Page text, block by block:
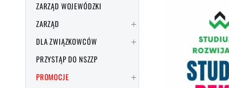
ZARZĄD WOJEWÓDZKI
ZARZĄD
DLA ZWIĄZKOWCÓW
PRZYSTĄP DO NSZZP
PROMOCJE